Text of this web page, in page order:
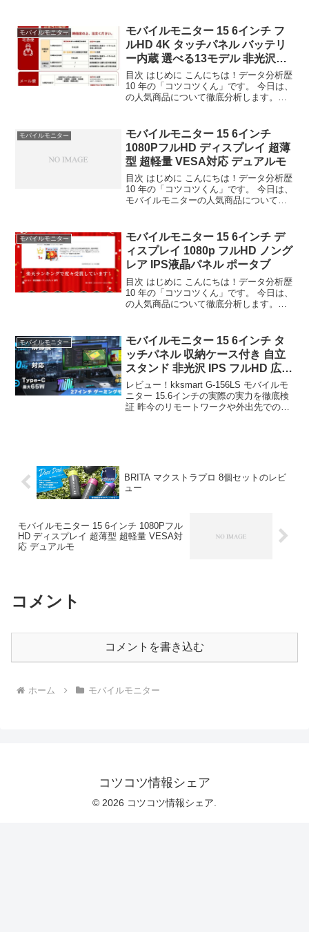
モバイルモニター
モバイルモニター 15 6インチ フ
ルHD 4K タッチパネル バッテリ
ー内蔵 選べる13モデル 非光沢
IPS
目次 はじめに こんにちは！データ分析歴
10 年の「コツコツくん」です。 今日は、
の人気商品について徹底分析します。
す！ この記事では、楽天のデータから、
この商品の実力...
モバイルモニター
モバイルモニター 15 6インチ
1080PフルHD ディスプレイ 超薄
型 超軽量 VESA対応 デュアルモ
目次 はじめに こんにちは！データ分析歴
10 年の「コツコツくん」です。 今日は、
モバイルモニターの人気商品について徹
たくない」という方、必見です！ この記
事では、...
モバイルモニター
モバイルモニター 15 6インチ デ
ィスプレイ 1080p フルHD ノング
レア IPS液晶パネル ポータブ
目次 はじめに こんにちは！データ分析歴
10 年の「コツコツくん」です。 今日は、
の人気商品について徹底分析します。
す！ この記事では、楽天のデータから、
この商品の実力...
モバイルモニター
モバイルモニター 15 6インチ タ
ッチパネル 収納ケース付き 自立
スタンド 非光沢 IPS フルHD 広視
野
レビュー！kksmart G-156LS モバイルモ
ニター 15.6インチの実際の実力を徹底検
証 昨今のリモートワークや外出先での作
BRITA マクストラプロ 8個セットのレビ
ュー
モバイルモニター 15 6インチ 1080Pフル
HD ディスプレイ 超薄型 超軽量 VESA対
応 デュアルモ
コメント
コメントを書き込む
ホーム モバイルモニター
コツコツ情報シェア
© 2026 コツコツ情報シェア.